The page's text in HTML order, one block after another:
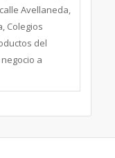
Avellaneda,
Colegios
del
a